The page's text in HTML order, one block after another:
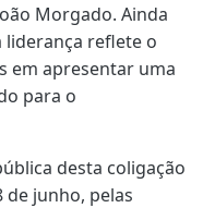
Morgado. Ainda
liderança reflete o
em apresentar uma
para o
desta coligação
junho, pelas